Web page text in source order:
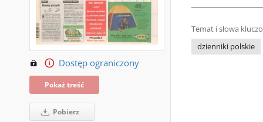
Dostęp ograniczony
Pokaż treść
Pobierz
Temat i słowa
dzienniki polskie